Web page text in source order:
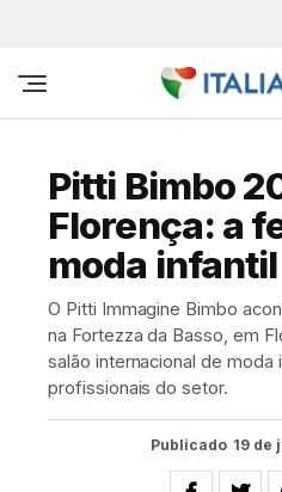
Pitti Bimbo
Florença: a
moda infantil
O Pitti Immagine Bimbo
na Fortezza da Basso, em
salão internacional de moda
profissionais do setor.
Publicado 19 de